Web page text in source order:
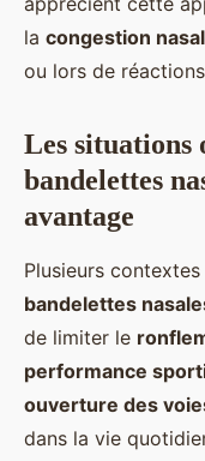
la congestion
ou lors de
Les situations
bandelettes
avantage
Plusieurs
bandelettes
de limiter le
performance
ouverture des
dans la vie